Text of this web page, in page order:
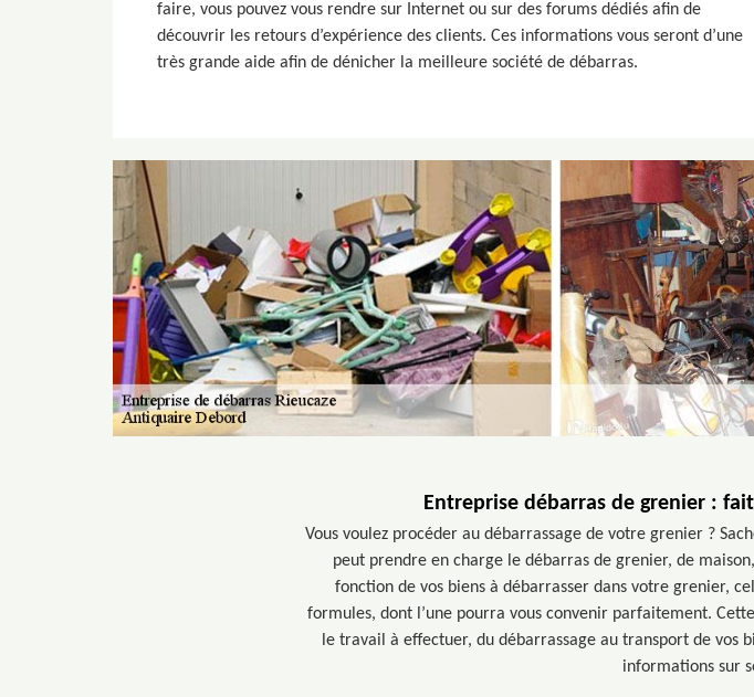
faire, vous pouvez vous rendre sur Internet ou sur des forums dédiés afin de
découvrir les retours d’expérience des clients. Ces informations vous seront d’une
très grande aide afin de dénicher la meilleure société de débarras.
Entreprise débarras de grenier :
Vous voulez procéder au débarrassage de votre grenier ?
peut prendre en charge le débarras de grenier, de
fonction de vos biens à débarrasser dans votre grenier,
formules, dont l’une pourra vous convenir parfaitement.
le travail à effectuer, du débarrassage au transport de vos
informations sur